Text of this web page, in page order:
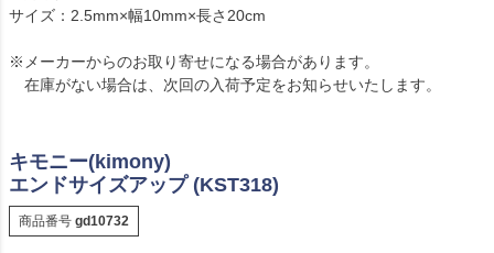
サイズ：2.5mm×幅10mm×長さ20cm
※メーカーからのお取り寄せになる場合があります。
在庫がない場合は、次回の入荷予定をお知らせいたします。
キモニー(kimony)
エンドサイズアップ (KST318)
商品番号 gd10732